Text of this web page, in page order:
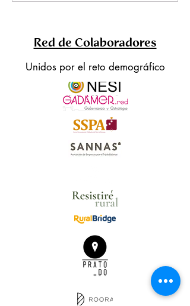
Red de Colaboradores
Unidos por el reto demográfico